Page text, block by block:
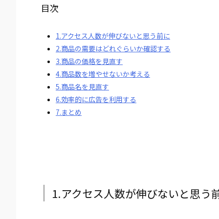
目次
1.アクセス人数が伸びないと思う前に
2.商品の需要はどれぐらいか確認する
3.商品の価格を見直す
4.商品数を増やせないか考える
5.商品名を見直す
6.効率的に広告を利用する
7.まとめ
1.アクセス人数が伸びないと思う